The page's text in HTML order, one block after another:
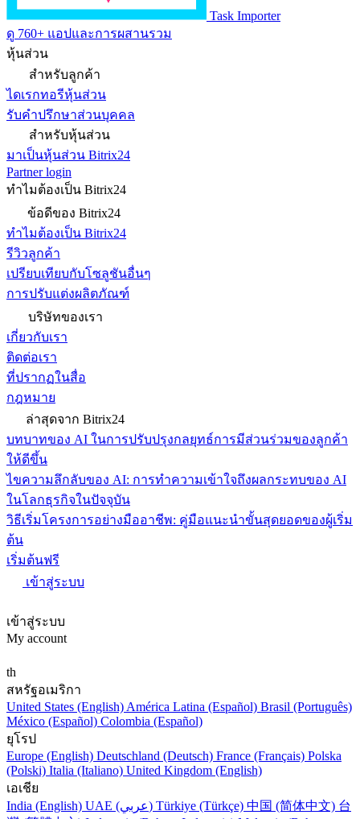
Task Importer
ดู 760+ แอปและการผสานรวม
หุ้นส่วน
สำหรับลูกค้า
ไดเรกทอรีหุ้นส่วน
รับคำปรึกษาส่วนบุคคล
สำหรับหุ้นส่วน
มาเป็นหุ้นส่วน Bitrix24
Partner login
ทำไมต้องเป็น Bitrix24
ข้อดีของ Bitrix24
ทำไมต้องเป็น Bitrix24
รีวิวลูกค้า
เปรียบเทียบกับโซลูชันอื่นๆ
การปรับแต่งผลิตภัณฑ์
บริษัทของเรา
เกี่ยวกับเรา
ติดต่อเรา
ที่ปรากฏในสื่อ
กฎหมาย
ล่าสุดจาก Bitrix24
บทบาทของ AI ในการปรับปรุงกลยุทธ์การมีส่วนร่วมของลูกค้า
ให้ดีขึ้น
ไขความลึกลับของ AI: การทำความเข้าใจถึงผลกระทบของ AI
ในโลกธุรกิจในปัจจุบัน
วิธีเริ่มโครงการอย่างมืออาชีพ: คู่มือแนะนำขั้นสุดยอดของผู้เริ่ม
ต้น
เริ่มต้นฟรี
เข้าสู่ระบบ
เข้าสู่ระบบ
My account
th
สหรัฐอเมริกา
United States (English) América Latina (Español) Brasil (Português)
México (Español) Colombia (Español)
ยุโรป
Europe (English) Deutschland (Deutsch) France (Français) Polska
(Polski) Italia (Italiano) United Kingdom (English)
เอเชีย
India (English)
UAE (عربي) Türkiye (Türkçe) 中国 (简体中文) 台